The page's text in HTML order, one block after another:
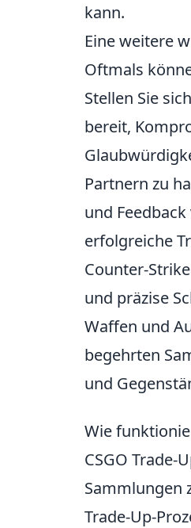
kann.
Eine weitere
Oftmals
Stellen Sie
bereit,
Partnern zu
und
erfolgreiche
Counter-
und präzise
Waffen und
begehrten
und
Wie
CSGO Trade-
Sammlungen
Trade-Up-